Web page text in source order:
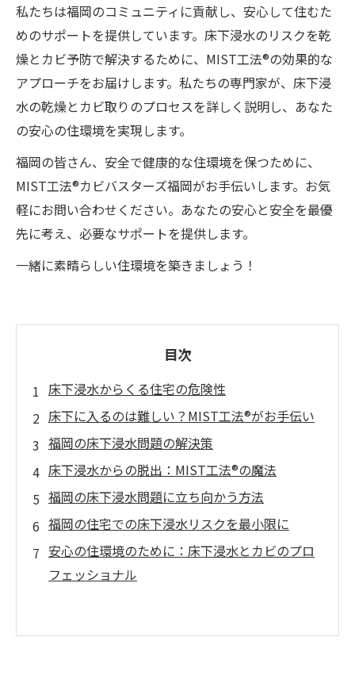
私たちは福岡のコミュニティに貢献し、安心して住むた
めのサポートを提供しています。床下浸水のリスクを乾
燥とカビ予防で解決するために、MIST工法®の効果的な
アプローチをお届けします。私たちの専門家が、床下浸
水の乾燥とカビ取りのプロセスを詳しく説明し、あなた
の安心の住環境を実現します。
福岡の皆さん、安全で健康的な住環境を保つために、
MIST工法®カビバスターズ福岡がお手伝いします。お気
軽にお問い合わせください。あなたの安心と安全を最優
先に考え、必要なサポートを提供します。
一緒に素晴らしい住環境を築きましょう！
目次
床下浸水からくる住宅の危険性
床下に入るのは難しい？MIST工法®がお手伝い
福岡の床下浸水問題の解決策
床下浸水からの脱出：MIST工法®の魔法
福岡の床下浸水問題に立ち向かう方法
福岡の住宅での床下浸水リスクを最小限に
安心の住環境のために：床下浸水とカビのプロ
フェッショナル